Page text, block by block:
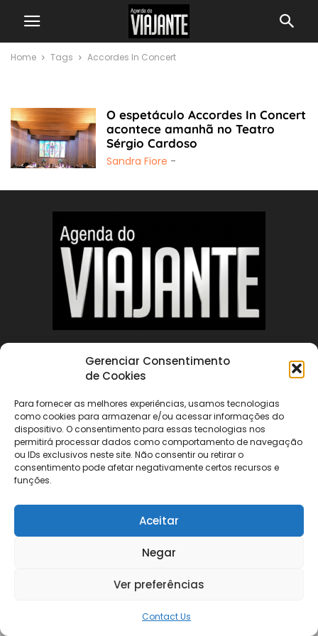
Gerenciar Consentimento
de Cookies
Para fornecer as melhores experiências, usamos tecnologias
como cookies para armazenar e/ou acessar informações do
dispositivo. O consentimento para essas tecnologias nos
permitirá processar dados como comportamento de navegação
ou IDs exclusivos neste site. Não consentir ou retirar o
consentimento pode afetar negativamente certos recursos e
funções.
Aceitar
Negar
Ver preferências
Contact Us
Home Tags Accordes In Concert
O espetáculo Accordes In Concert
acontece amanhã no Teatro
Sérgio Cardoso
Sandra Fiore -
ABOUT US
FOLLOW US
©